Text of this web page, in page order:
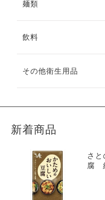
麺類
飲料
その他衛生用品
新着商品
さ
腐